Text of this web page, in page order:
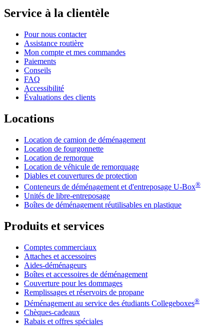
Service à la clientèle
Pour nous contacter
Assistance routière
Mon compte et mes commandes
Paiements
Conseils
FAQ
Accessibilité
Évaluations des clients
Locations
Location de camion de déménagement
Location de fourgonnette
Location de remorque
Location de véhicule de remorquage
Diables et couvertures de protection
Conteneurs de déménagement et d'entreposage U-Box®
Unités de libre-entreposage
Boîtes de déménagement réutilisables en plastique
Produits et services
Comptes commerciaux
Attaches et accessoires
Aides-déménageurs
Boîtes et accessoires de déménagement
Couverture pour les dommages
Remplissages et réservoirs de propane
Déménagement au service des étudiants Collegeboxes®
Chèques-cadeaux
Rabais et offres spéciales